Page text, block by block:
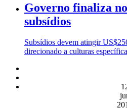
Governo finaliza
subsídios
Subsídios devem atingir
direcionado a culturas